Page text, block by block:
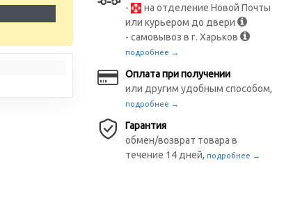
-
на отделение Новой Почты
или курьером до двери
- самовывоз в г. Харьков
подробнее →
Оплата при получении
или другим удобным способом,
подробнее →
Гарантия
обмен/возврат товара в
течение 14 дней,подробнее →